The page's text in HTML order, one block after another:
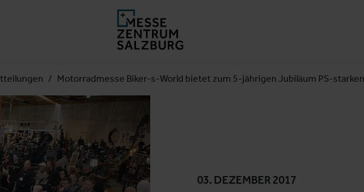
Motorradmesse Biker-s-World bietet zum 5-jährigen Jubiläum PS-
03. DEZEMBER 2017